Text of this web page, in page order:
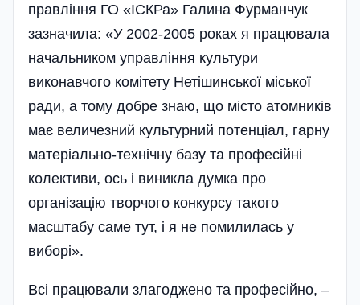
правління ГО «ІСКРа» Галина Фурманчук
зазначила: «У 2002-2005 роках я працювала
начальником управ­ління культури
виконавчого комітету Нетішинської міської
ради, а тому добре знаю, що місто атомників
має величезний культурний потенціал, гарну
матеріально-технічну базу та професійні
колективи, ось і виникла думка про
організацію творчого конкурсу такого
масштабу саме тут, і я не помилилась у
виборі».
Всі працювали злагоджено та професійно, –